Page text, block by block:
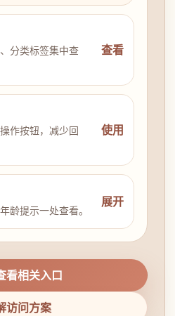
分类标签集中查
查看
作按钮，减少回
使用
龄提示一处查看。
展开
看相关入口
访问方案